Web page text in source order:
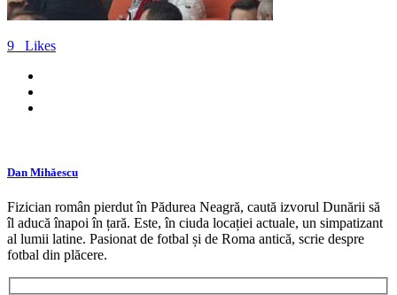
9 Likes
Dan Mihăescu
Fizician român pierdut în Pădurea Neagră, caută izvorul Dunării să
îl aducă înapoi în țară. Este, în ciuda locației actuale, un simpatizant
al lumii latine. Pasionat de fotbal și de Roma antică, scrie despre
fotbal din plăcere.